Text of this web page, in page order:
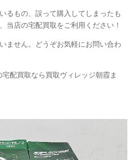
るもの、誤って購入してしまったも
当店の宅配買取をご利用ください！
ません。どうぞお気軽にお問い合わ
配買取なら買取ヴィレッジ朝霞ま